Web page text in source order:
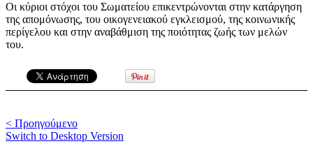
Οι κύριοι στόχοι του Σωματείου επικεντρώνονται στην κατάργηση
της απομόνωσης, του οικογενειακού εγκλεισμού, της κοινωνικής
περίγελου και στην αναβάθμιση της ποιότητας ζωής των μελών
του.
< Προηγούμενο
Switch to Desktop Version